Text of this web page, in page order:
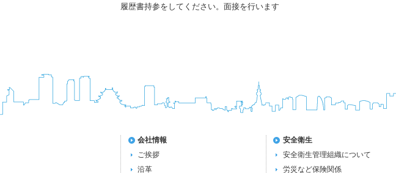
履歴書持参をしてください。面接を行います
会社情報
ご挨拶
沿革
安全衛生
安全衛生管理組織について
労災など保険関係